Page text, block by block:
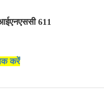
611
करें